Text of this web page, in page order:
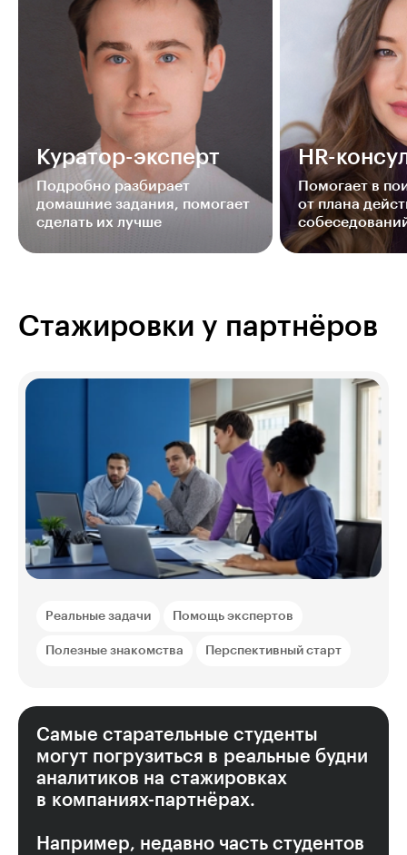
Куратор-эксперт
Подробно разбирает
домашние задания, помогает
сделать их лучше
HR-
Помогает в
от плана
Стажировки у партнёров
Реальные задачи Помощь экспертов
Полезные знакомства Перспективный старт
Самые старательные студенты
могут погрузиться в реальные будни
аналитиков на стажировках
в компаниях-партнёрах.
Например, недавно часть студентов